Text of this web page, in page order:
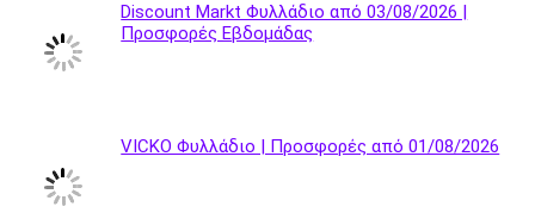
Discount Markt Φυλλάδιο από 03/08/2026 |
Προσφορές Εβδομάδας
VICKO Φυλλάδιο | Προσφορές από 01/08/2026